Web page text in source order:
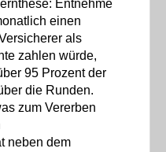
Entnehme
einen
als
zahlen würde,
95 Prozent der
die Runden.
zum Vererben
neben dem